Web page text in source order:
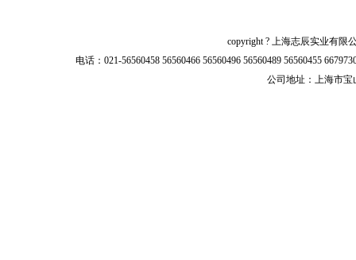
copyright ? 上海志辰实业有限
电话：021-56560458 56560466 56560496 56560489 56560455
公司地址：上海市宝